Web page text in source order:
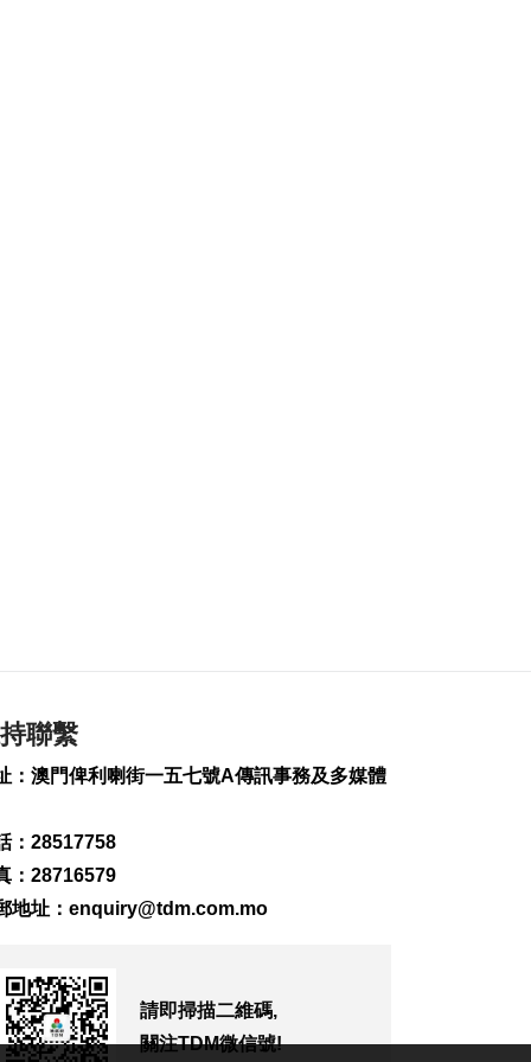
管傍晚基本完成止漏
2026-08-07 18:45
2026-08-07 18:20
週期支援體系
2026-08-07 18:12
聯繫
：澳門俾利喇街一五七號A傳訊事務及多媒體
：28517758
：28716579
地址： enquiry@tdm.com.mo
請即掃描二維碼,
關注TDM微信號!